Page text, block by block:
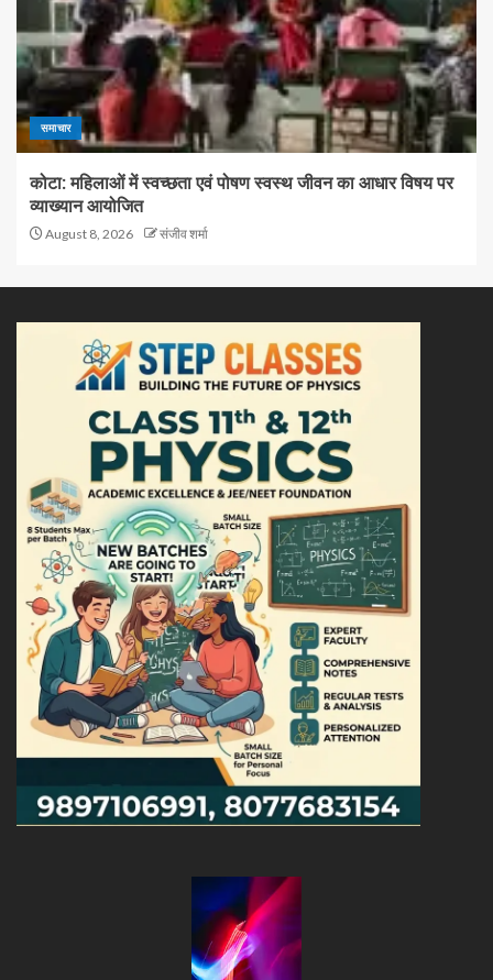
समाचार
कोटा: महिलाओं में स्वच्छता एवं पोषण स्वस्थ जीवन का आधार विषय पर
व्याख्यान आयोजित
August 8, 2026 संजीव शर्मा